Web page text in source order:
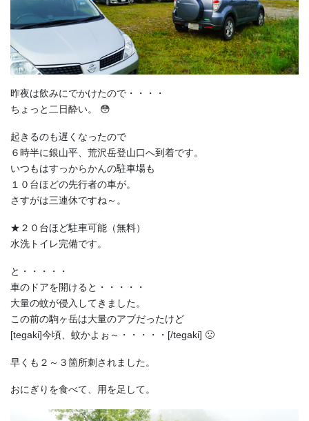
昨夜は飲みにでかけたので・・・・
ちょっと二日酔い。 😳
起きるのも遅くなったので
６時半に銀山平、荒沢岳登山口へ到着です。
いつもはすっからかんの駐車場も
１０台ほどの先行者の車が。
さすがは三連休ですね～。
★２０台ほど駐車可能（無料）
水洗トイレ完備です。
と・・・・・
車のドアを開けると・・・・・
大量の蚊が侵入してきました。
この前の駒ヶ岳は大量のアブだったけど
[tegaki]今頃、蚊かよぉ～・・・・・[/tegaki] 🙁
早くも２～３箇所刺されました。
おにぎりを食べて、用を足して。